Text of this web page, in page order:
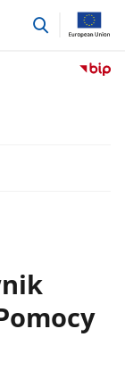
przejdź
Przejdź